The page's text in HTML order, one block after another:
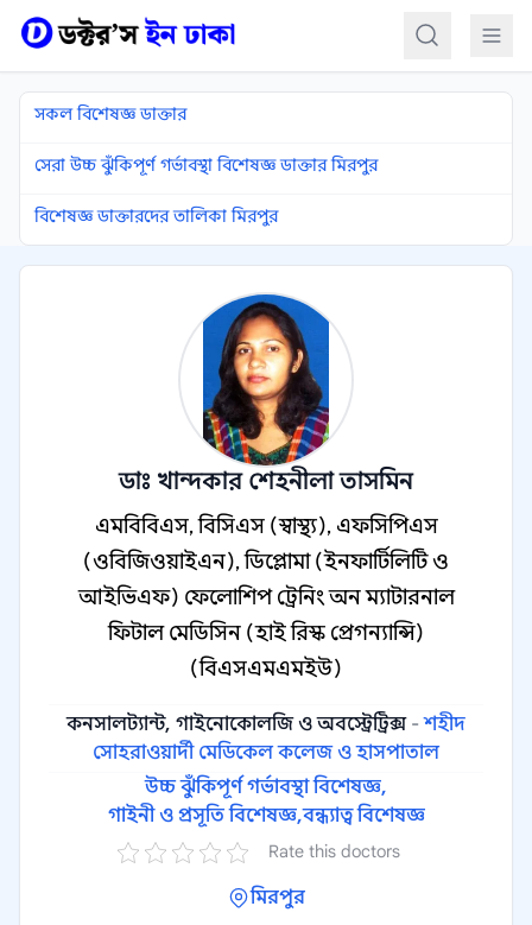
সকল বিশেষজ্ঞ ডাক্তার
সেরা উচ্চ ঝুঁকিপূর্ণ গর্ভাবস্থা বিশেষজ্ঞ ডাক্তার মিরপুর
বিশেষজ্ঞ ডাক্তারদের তালিকা মিরপুর
ডাঃ খান্দকার শেহনীলা তাসমিন
এমবিবিএস, বিসিএস (স্বাস্থ্য), এফসিপিএস
(ওবিজিওয়াইএন), ডিপ্লোমা (ইনফার্টিলিটি ও
আইভিএফ) ফেলোশিপ ট্রেনিং অন ম্যাটারনাল
ফিটাল মেডিসিন (হাই রিস্ক প্রেগন্যান্সি)
(বিএসএমএমইউ)
কনসালট্যান্ট, গাইনোকোলজি ও অবস্ট্রেট্রিক্স -শহীদ
সোহরাওয়ার্দী মেডিকেল কলেজ ও হাসপাতাল
উচ্চ ঝুঁকিপূর্ণ গর্ভাবস্থা বিশেষজ্ঞ,
গাইনী ও প্রসূতি বিশেষজ্ঞ,বন্ধ্যাত্ব বিশেষজ্ঞ
Rate this doctors
মিরপুর